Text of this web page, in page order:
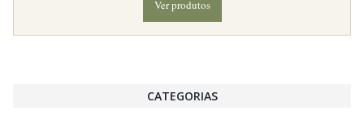
Ver produtos
CATEGORIAS